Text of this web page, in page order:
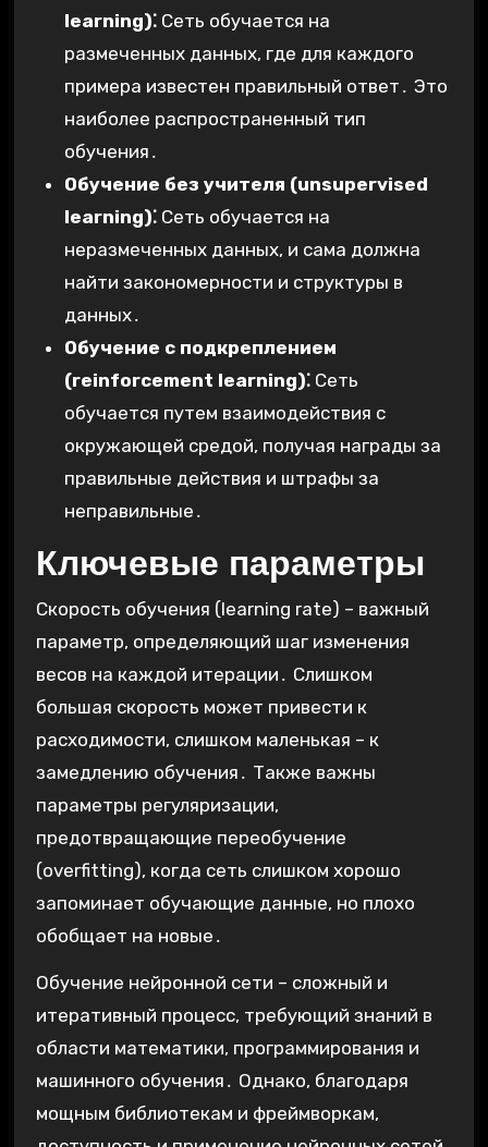
learning)⁚Сеть обучается на
размеченных данных, где для каждого
примера известен правильный ответ․ Это
наиболее распространенный тип
обучения․
Обучение без учителя (unsupervised
learning)⁚Сеть обучается на
неразмеченных данных, и сама должна
найти закономерности и структуры в
данных․
Обучение с подкреплением
(reinforcement learning)⁚Сеть
обучается путем взаимодействия с
окружающей средой, получая награды за
правильные действия и штрафы за
неправильные․
Ключевые параметры
Скорость обучения (learning rate) – важный
параметр, определяющий шаг изменения
весов на каждой итерации․ Слишком
большая скорость может привести к
расходимости, слишком маленькая – к
замедлению обучения․ Также важны
параметры регуляризации,
предотвращающие переобучение
(overfitting), когда сеть слишком хорошо
запоминает обучающие данные, но плохо
обобщает на новые․
Обучение нейронной сети – сложный и
итеративный процесс, требующий знаний в
области математики, программирования и
машинного обучения․ Однако, благодаря
мощным библиотекам и фреймворкам,